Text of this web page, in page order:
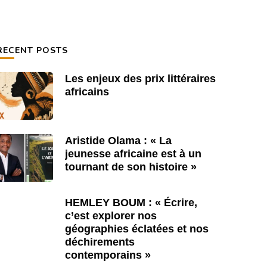
Koigny : “Chaque belle phrase est
passerelle tendue au-dessus du
POSTS
Les enjeux des prix littéraires
africains
Aristide Olama : « La
jeunesse africaine est à un
tournant de son histoire »
HEMLEY BOUM : « Écrire,
c’est explorer nos
géographies éclatées et nos
déchirements
contemporains »